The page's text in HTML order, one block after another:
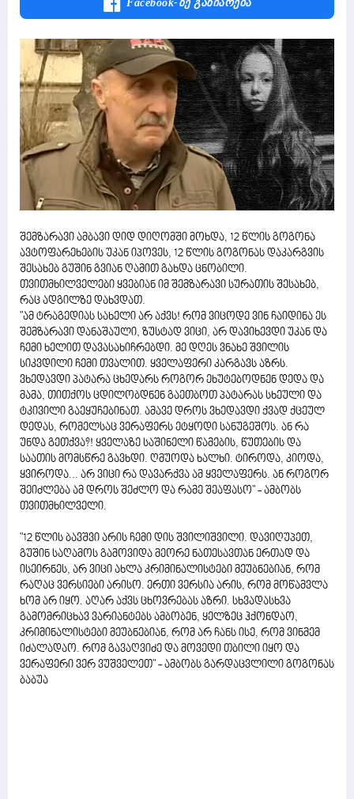
Facebook-Ზე Გაზიარება
შემზარავი ამბავი დიდ დიღომში მოხდა, 12 წლის გოგონა
ავტოფარეხების უკან იპოვეს, 12 წლის გოგონას დაკარგვის
შესახებ გუშინ გვიან ღამით გახდა ცნობილი.
თვითმხილველები ყვებიან იმ შემზარავი სურათის შესახებ,
რაც ადგილზე დახვდათ.
"ამ ტრაგედიას სახელი არ აქვს! რომ ვიცოდე ვინ ჩაიდინა ეს
შემზარავი დანაშაული, ზუსტად ვიცი, არ დავიხევდი უკან და
ჩემი ხელით დავასახიჩრებდი. მე დღეს ვნახე შვილის
სიკვდილი ჩემი თვალით. ყველაფერი კარგავს აზრს.
ვხედავდი პატარა ცხედარს როგორ ეხუტებოდნენ დედა და
მამა, თითქოს ცდილობდნენ გაეთბოთ პატარას სხეული და
ტკივილი გაეყუჩებინათ. ამავე დროს ვხედავდი ქვად ქცეულ
დედას, რომელსაც ვერაფერს ეტყოდი სანუგეშოს. ან რა
უნდა გეთქვა?! ყველაზე საშინელი წამების, წუთების და
საათის მომსწრე გავხდი. ღმუოდა ხალხი. ტიროდა, კიოდა,
ყვიროდა... არ ვიცი რა დავარქვა ამ ყველაფერს. ან როგორ
შეიძლება ამ დროს შეძლო და რამე შეაფასო" - ამბობს
თვითმხილველი.
"12 წლის ბავშვი არის ჩემი დის შვილიშვილი. დავიღუპეთ,
გუშინ საღამოს გამოვიდა მეორე ნათესავთან ერთად და
ისეირნეს, არ ვიცი ახლა კრიმინალისტები მეუბნებიან, რომ
რაღაც ვერსიები არისო. ერთი ვერსია არის, რომ მოწამვლა
ხომ არ იყო. აღარ აქვს ცხოვრებას აზრი. სხვადასხვა
გამომრიცხავ ვარიანტებს ამბობენ, ყელზეც ჰქონდაო,
კრიმინალისტები მეუბნებიან, რომ არ ჩანს ისე, რომ ვინმემ
იძალადაო. რომ გავაღვიძე და მოვედი თბილი იყო და
ვერაფერი ვერ ვუშველეთ" - ამბობს გარდაცვლილი გოგონას
ბაბუა